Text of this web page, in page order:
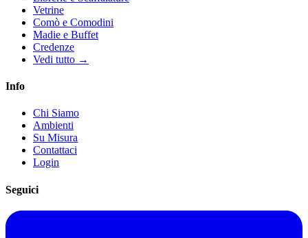
Vetrine
Comò e Comodini
Madie e Buffet
Credenze
Vedi tutto →
Info
Chi Siamo
Ambienti
Su Misura
Contattaci
Login
Seguici